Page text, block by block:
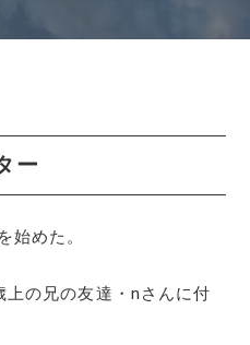
ー
始めた。
の兄の友達・nさんに付